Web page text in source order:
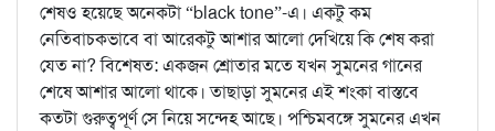
শেষও হয়েছে অনেকটা “black tone”-এ। একটু কম
নেতিবাচকভাবে বা আরেকটু আশার আলো দেখিয়ে কি শেষ করা
যেত না? বিশেষত: একজন শ্রোতার মতে যখন সুমনের গানের
শেষে আশার আলো থাকে। তাছাড়া সুমনের এই শংকা বাস্তবে
কতটা গুরুত্বপূর্ণ সে নিয়ে সন্দেহ আছে। পশ্চিমবঙ্গে সুমনের এখন